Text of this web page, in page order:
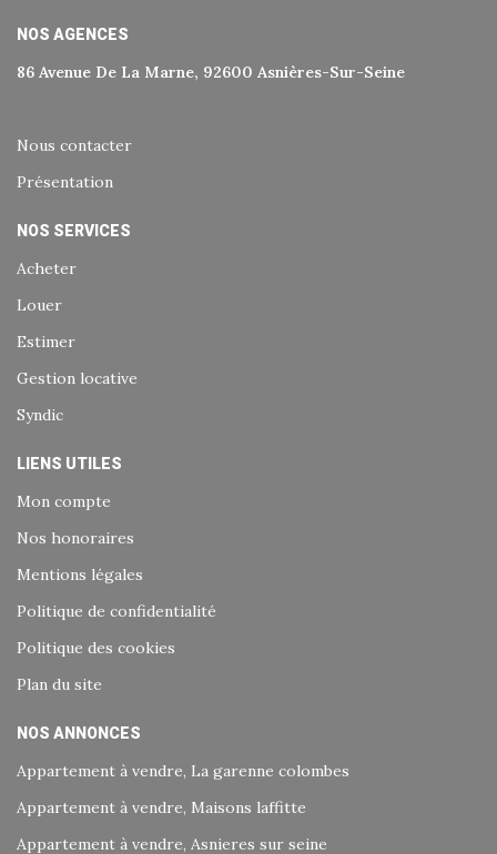
NOS AGENCES
86 Avenue De La Marne, 92600 Asnières-Sur-Seine
Nous contacter
Présentation
NOS SERVICES
Acheter
Louer
Estimer
Gestion locative
Syndic
LIENS UTILES
Mon compte
Nos honoraires
Mentions légales
Politique de confidentialité
Politique des cookies
Plan du site
NOS ANNONCES
Appartement à vendre, La garenne colombes
Appartement à vendre, Maisons laffitte
Appartement à vendre, Asnieres sur seine